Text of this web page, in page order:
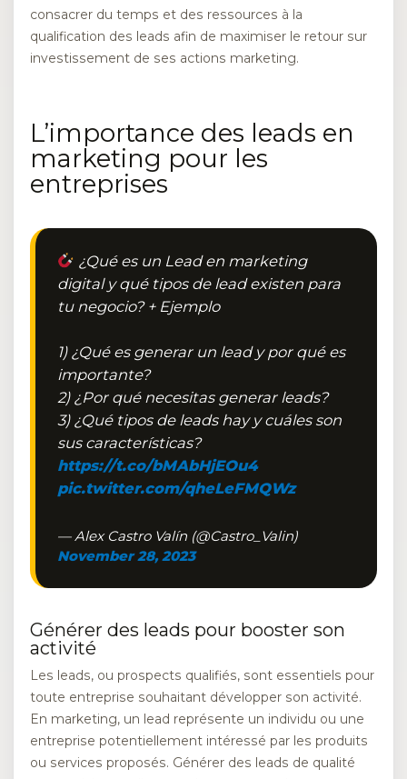
consacrer du temps et des ressources à la
qualification des leads afin de maximiser le retour sur
investissement de ses actions marketing.
L’importance des leads en
marketing pour les
entreprises
¿Qué es un Lead en marketing
digital y qué tipos de lead existen para
tu negocio? + Ejemplo
1) ¿Qué es generar un lead y por qué es
importante?
2) ¿Por qué necesitas generar leads?
3) ¿Qué tipos de leads hay y cuáles son
sus características?
https://t.co/bMAbHjEOu4
pic.twitter.com/qheLeFMQWz
— Alex Castro Valín (@Castro_Valin)
November 28, 2023
Générer des leads pour booster son
activité
Les leads, ou prospects qualifiés, sont essentiels pour
toute entreprise souhaitant développer son activité.
En marketing, un lead représente un individu ou une
entreprise potentiellement intéressé par les produits
ou services proposés. Générer des leads de qualité